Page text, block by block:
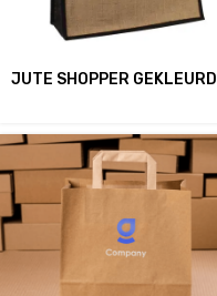
JUTE SHOPPER GEKLEURD